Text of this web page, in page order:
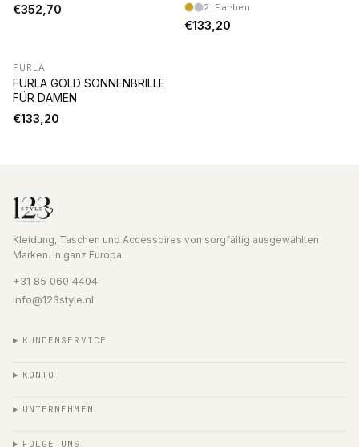
€352,70 2 Farben
€133,20
FURLA
FURLA GOLD SONNENBRILLE
FÜR DAMEN
€133,20
Kleidung, Taschen und Accessoires von sorgfältig ausgewählten
Marken. In ganz Europa.
+31 85 060 4404
info@123style.nl
KUNDENSERVICE
KONTO
UNTERNEHMEN
FOLGE UNS